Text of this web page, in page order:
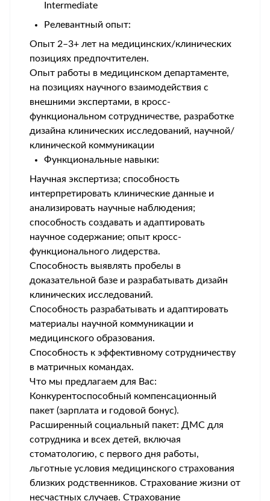
Intermediate
Релевантный опыт:
Опыт 2–3+ лет на медицинских/клинических
позициях предпочтителен.
Опыт работы в медицинском департаменте,
на позициях научного взаимодействия с
внешними экспертами, в кросс-
функциональном сотрудничестве, разработке
дизайна клинических исследований, научной/
клинической коммуникации
Функциональные навыки:
Научная экспертиза; способность
интерпретировать клинические данные и
анализировать научные наблюдения;
способность создавать и адаптировать
научное содержание; опыт кросс-
функционального лидерства.
Способность выявлять пробелы в
доказательной базе и разрабатывать дизайн
клинических исследований.
Способность разрабатывать и адаптировать
материалы научной коммуникации и
медицинского образования.
Способность к эффективному сотрудничеству
в матричных командах.
Что мы предлагаем для Вас:
Конкурентоспособный компенсационный
пакет (зарплата и годовой бонус).
Расширенный социальный пакет: ДМС для
сотрудника и всех детей, включая
стоматологию, с первого дня работы,
льготные условия медицинского страхования
близких родственников. Страхование жизни от
несчастных случаев. Страхование